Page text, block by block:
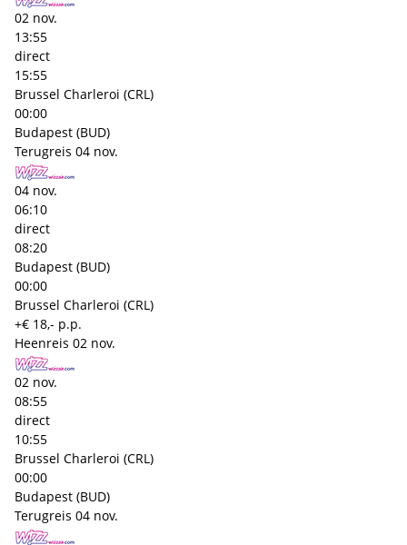
02 nov.
13:55
direct
15:55
Brussel Charleroi (CRL)
00:00
Budapest (BUD)
Terugreis 04 nov.
04 nov.
06:10
direct
08:20
Budapest (BUD)
00:00
Brussel Charleroi (CRL)
+€ 18,- p.p.
Heenreis 02 nov.
02 nov.
08:55
direct
10:55
Brussel Charleroi (CRL)
00:00
Budapest (BUD)
Terugreis 04 nov.